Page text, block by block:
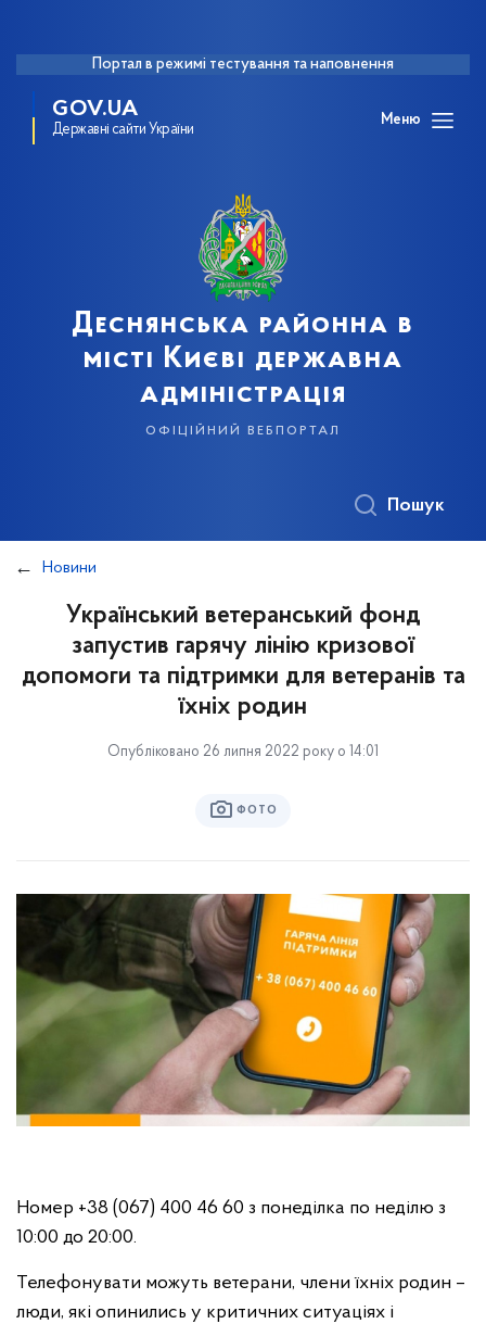
Портал в режимі тестування та наповнення
GOV.UA
Державні сайти України
Меню
Деснянська районна в
місті Києві державна
адміністрація
офіційний вебпортал
Пошук
Новини
Український ветеранський фонд
запустив гарячу лінію кризової
допомоги та підтримки для ветеранів та
їхніх родин
Опубліковано 26 липня 2022 року о 14:01
ФОТО
Номер +38 (067) 400 46 60 з понеділка по неділю з
10:00 до 20:00.
Телефонувати можуть ветерани, члени їхніх родин –
люди, які опинились у критичних ситуаціях і